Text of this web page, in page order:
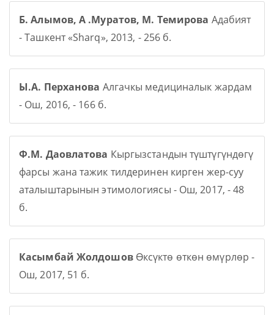
Б. Алымов, А .Муратов, М. Темирова Адабият
- Ташкент «Sharq», 2013, - 256 б.
Ы.А. Перханова Алгачкы медициналык жардам
- Ош, 2016, - 166 б.
Ф.М. Даовлатова Кыргызстандын түштүгүндөгү
фарсы жана тажик тилдеринен кирген жер-суу
аталыштарынын этимологиясы - Ош, 2017, - 48
б.
Касымбай Жолдошов Өксүктө өткөн өмүрлөр -
Ош, 2017, 51 б.